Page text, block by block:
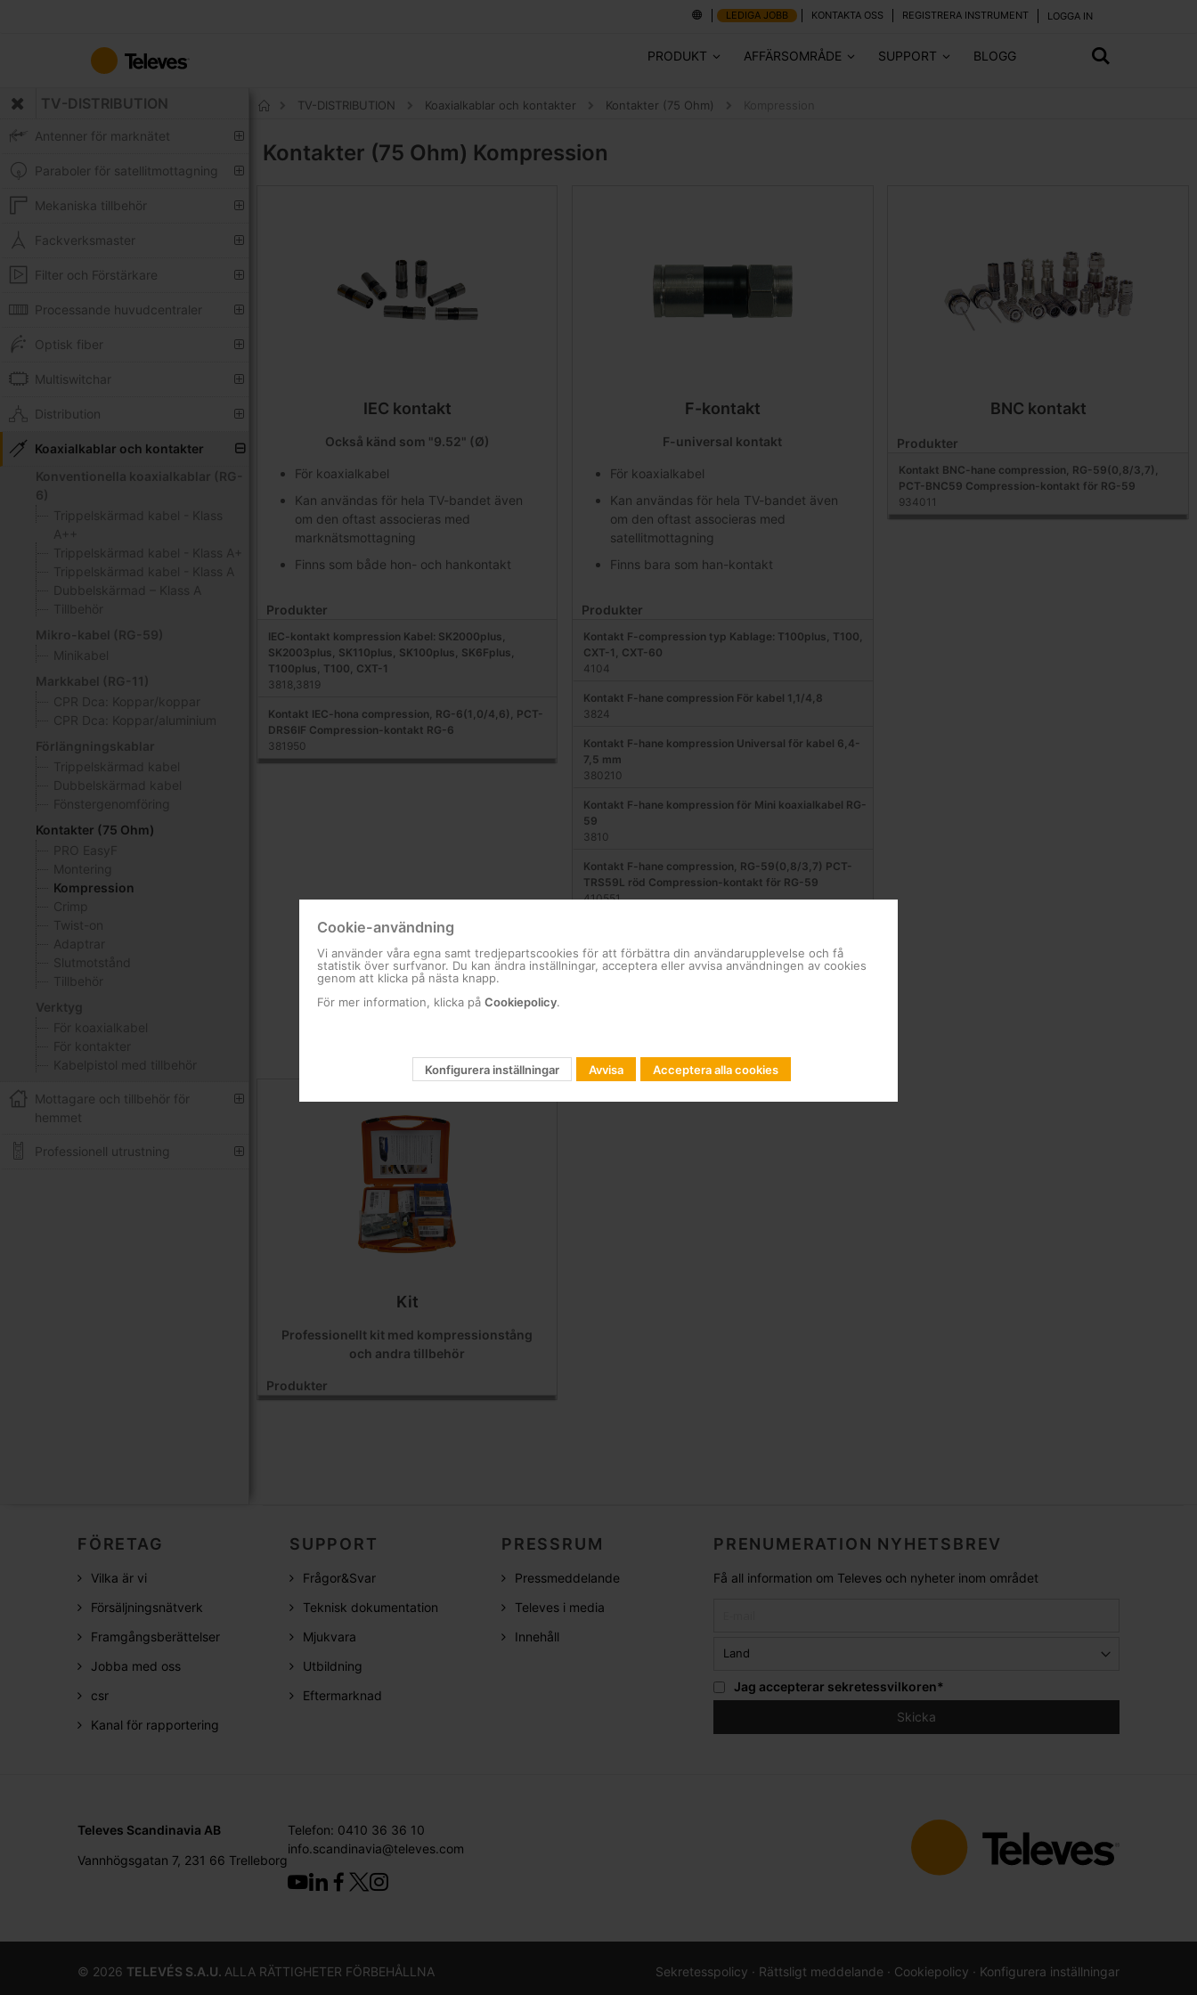
innehållet
LEDIGA JOBB KONTAKTA OSS REGISTRERA INSTRUMENT LOGGA IN
PRODUKT AFFÄRSOMRÅDE SUPPORT BLOGG
TV-DISTRIBUTION
Antenner för marknätet
Paraboler för satellitmottagning
Mekaniska tillbehör
Fackverksmaster
Filter och Förstärkare
Processande huvudcentraler
Optisk fiber
Multiswitchar
Distribution
Koaxialkablar och kontakter
Konventionella koaxialkablar (RG-
6)
Trippelskärmad kabel - Klass
A++
Trippelskärmad kabel - Klass A+
Trippelskärmad kabel - Klass A
Dubbelskärmad – Klass A
Tillbehör
Mikro-kabel (RG-59)
Minikabel
Markkabel (RG-11)
CPR Dca: Koppar/koppar
CPR Dca: Koppar/aluminium
Förlängningskablar
Trippelskärmad kabel
Dubbelskärmad kabel
Fönstergenomföring
Kontakter (75 Ohm)
PRO EasyF
Montering
Kompression
Crimp
Twist-on
Adaptrar
Slutmotstånd
Tillbehör
Verktyg
För koaxialkabel
För kontakter
Kabelpistol med tillbehör
Mottagare och tillbehör för
hemmet
Professionell utrustning
TV-DISTRIBUTION Koaxialkablar och kontakter Kontakter (75 Ohm)
Kontakter (75 Ohm) Kompression
IEC kontakt
Också känd som "9.52" (Ø)
För koaxialkabel
Kan användas för hela TV-bandet även
om den oftast associeras med
marknätsmottagning
Finns som både hon- och hankontakt
Produkter
IEC-kontakt kompression Kabel: SK2000plus,
SK2003plus, SK110plus, SK100plus, SK6Fplus,
T100plus, T100, CXT-1
3818,3819
Kontakt IEC-hona compression, RG-6(1,0/4,6), PCT-
DRS6IF Compression-kontakt RG-6
381950
F-kontakt
F-universal kontakt
För koaxialkabel
Kan användas för hela TV-bandet även
om den oftast associeras med
satellitmottagning
Finns bara som han-kontakt
Produkter
Kontakt F-compression typ Kablage: T100plus, T100,
CXT-1, CXT-60
4104
Kontakt F-hane compression För kabel 1,1/4,8
3824
Kontakt F-hane kompression Universal för kabel 6,4-
7,5 mm
380210
Kontakt F-hane kompression för Mini koaxialkabel RG-
59
3810
Kontakt F-hane compression, RG-59(0,8/3,7) PCT-
TRS59L röd Compression-kontakt för RG-59
410551
410450
BNC kontakt
Produkter
Kontakt BNC-hane compression, RG-59(0,8/3,7),
PCT-BNC59 Compression-kontakt för RG-59
934011
Kit
Professionellt kit med kompressionstång
och andra tillbehör
Produkter
FÖRETAG
Vilka är vi
Försäljningsnätverk
Framgångsberättelser
Jobba med oss
csr
Kanal för rapportering
SUPPORT
Frågor&Svar
Teknisk dokumentation
Mjukvara
Utbildning
Eftermarknad
PRESSRUM
Pressmeddelande
Televes i media
Innehåll
PRENUMERATION NYHETSBREV
Få all information om Televes och nyheter inom området
Jag accepterar sekretessvilkoren*
Televes Scandinavia AB
Vannhögsgatan 7, 231 66 Trelleborg
Telefon: 0410 36 36 10
info.scandinavia@televes.com
© 2026 TELEVÉS S.A.U. ALLA RÄTTIGHETER FÖRBEHÅLLNA Sekretesspolicy · Rättsligt meddelande · Cookiepolicy · Konfigurera inställningar
Cookie-användning
Vi använder våra egna samt tredjepartscookies för att förbättra din användarupplevelse och få
statistik över surfvanor. Du kan ändra inställningar, acceptera eller avvisa användningen av cookies
genom att klicka på nästa knapp.
För mer information, klicka på Cookiepolicy.
Konfigurera inställningar Avvisa Acceptera alla cookies